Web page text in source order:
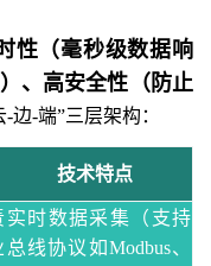
性（毫秒级数据响
、高安全性（防止
-边-端”三层架构：
技术特点
实时数据采集（支持
总线协议如Modbus、